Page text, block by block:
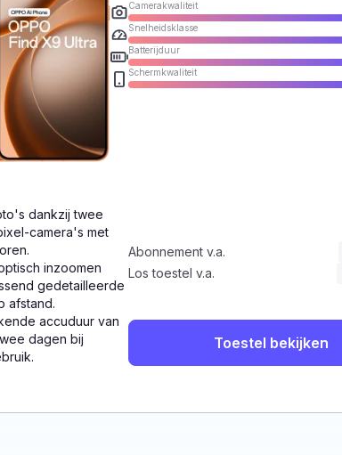
Camerakwaliteit
Snelheidsklasse
Batterijduur
Schermkwaliteit
dankzij twee
camera's met
inzoomen
gedetailleerde
afstand.
accuduur van
dagen bij
Abonnement v.a.
Los toestel v.a.
Toestel bekijken